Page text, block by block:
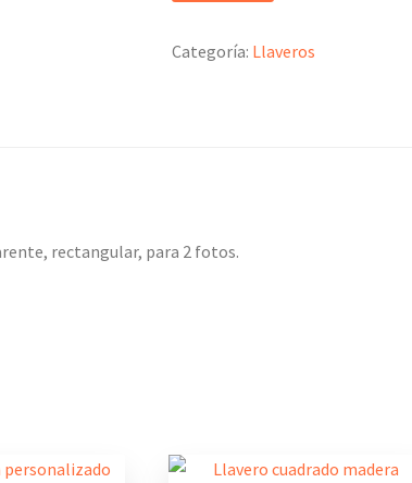
Categoría: Llaveros
rectangular, para 2 fotos.